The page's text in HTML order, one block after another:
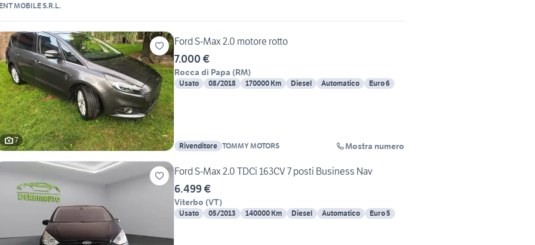
MOBILE S.R.L.
7
Ford S-Max 2.0 motore rotto
7.000 €
Rocca di Papa (RM)
Usato 08/2018 170000 Km Diesel Automatico Euro 6
Rivenditore TOMMY MOTORS Mostra numero
Ford S-Max 2.0 TDCi 163CV 7 posti Business Nav
6.499 €
Viterbo (VT)
Usato 05/2013 140000 Km Diesel Automatico Euro 5